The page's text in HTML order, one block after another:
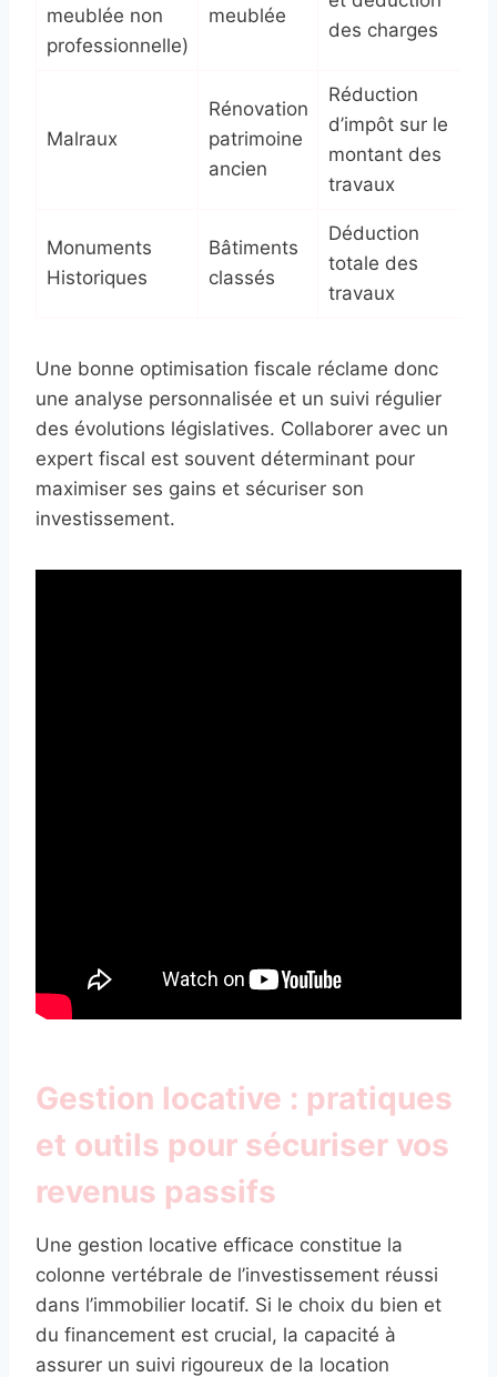
meublée non
professionnelle)
meublée
des charges
Malraux
Rénovation
patrimoine
ancien
Réduction
d’impôt sur le
montant des
travaux
Monuments
Historiques
Bâtiments
classés
Déduction
totale des
travaux
Une bonne optimisation fiscale réclame donc
une analyse personnalisée et un suivi régulier
des évolutions législatives. Collaborer avec un
expert fiscal est souvent déterminant pour
maximiser ses gains et sécuriser son
investissement.
Gestion locative : pratiques
et outils pour sécuriser vos
revenus passifs
Une gestion locative efficace constitue la
colonne vertébrale de l’investissement réussi
dans l’immobilier locatif. Si le choix du bien et
du financement est crucial, la capacité à
assurer un suivi rigoureux de la location